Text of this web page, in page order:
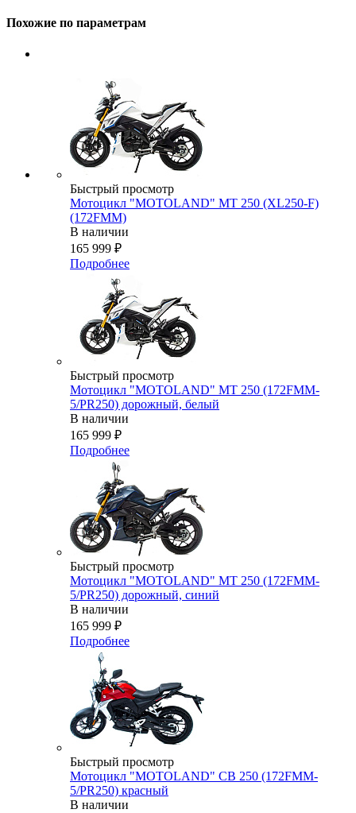
Похожие по параметрам
Быстрый просмотр
Мотоцикл "MOTOLAND" MT 250 (XL250-F)
(172FMM)
В наличии
165 999 ₽
Подробнее
Быстрый просмотр
Мотоцикл "MOTOLAND" MT 250 (172FMM-
5/PR250) дорожный, белый
В наличии
165 999 ₽
Подробнее
Быстрый просмотр
Мотоцикл "MOTOLAND" MT 250 (172FMM-
5/PR250) дорожный, синий
В наличии
165 999 ₽
Подробнее
Быстрый просмотр
Мотоцикл "MOTOLAND" CB 250 (172FMM-
5/PR250) красный
В наличии